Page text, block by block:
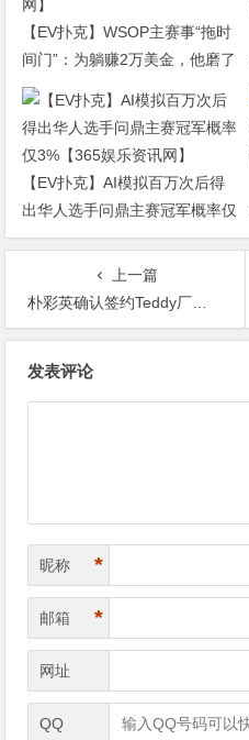
【EV扑克】WSOP主赛事“拖时
间门”：为躺赚2万美金，他磨了
整整17分钟【365娱乐资讯网】
【EV扑克】AI模拟百万次后得
出华人选手问鼎主赛冠军概率仅
3%【365娱乐资讯网】
上一篇
朴彩英确认签约Teddy厂牌 旗下有太阳朴宝剑等艺人【365娱乐资讯网】
发表评论
昵称 *
邮箱 *
网址
QQ